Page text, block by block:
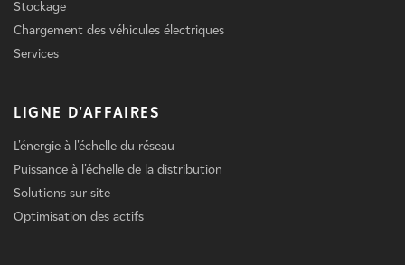
Stockage
Chargement des véhicules électriques
Services
LIGNE D'AFFAIRES
L'énergie à l'échelle du réseau
Puissance à l'échelle de la distribution
Solutions sur site
Optimisation des actifs